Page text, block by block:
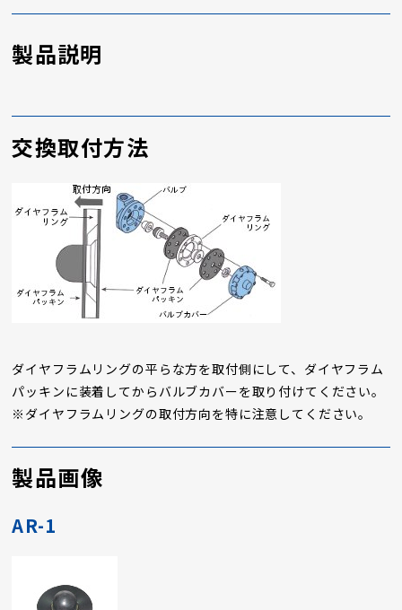
製品説明
交換取付方法
ダイヤフラムリングの平らな方を取付側にして、ダイヤフラム
パッキンに装着してからバルブカバーを取り付けてください。
※ダイヤフラムリングの取付方向を特に注意してください。
製品画像
AR-1